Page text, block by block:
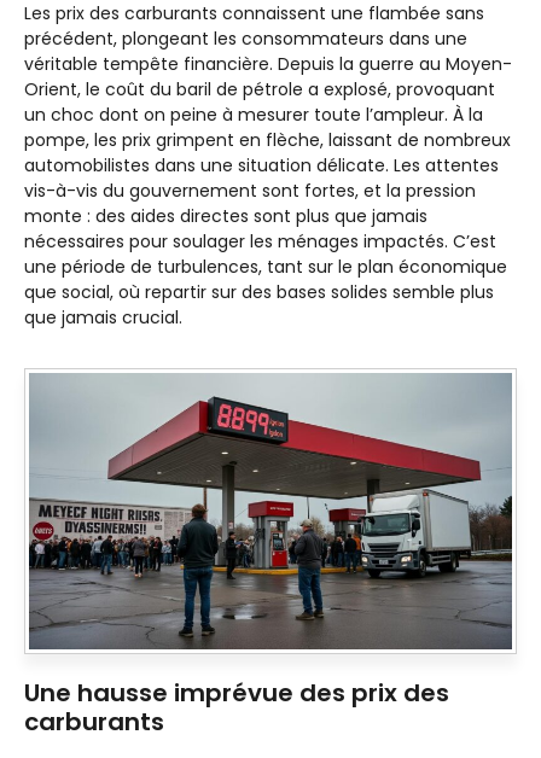
Les prix des carburants connaissent une flambée sans
précédent, plongeant les consommateurs dans une
véritable tempête financière. Depuis la guerre au Moyen-
Orient, le coût du baril de pétrole a explosé, provoquant
un choc dont on peine à mesurer toute l’ampleur. À la
pompe, les prix grimpent en flèche, laissant de nombreux
automobilistes dans une situation délicate. Les attentes
vis-à-vis du gouvernement sont fortes, et la pression
monte : des aides directes sont plus que jamais
nécessaires pour soulager les ménages impactés. C’est
une période de turbulences, tant sur le plan économique
que social, où repartir sur des bases solides semble plus
que jamais crucial.
Une hausse imprévue des prix des
carburants